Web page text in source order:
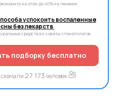
на этом до 40% на лечении
успокоить воспаленные
без лекарств
средства и советы стоматологов
подборку бесплатно
27 173человек